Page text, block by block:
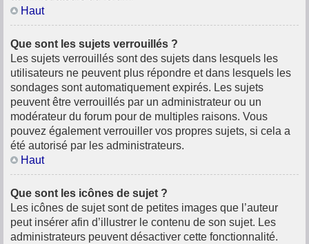
Haut
Que sont les sujets verrouillés ?
Les sujets verrouillés sont des sujets dans lesquels les
utilisateurs ne peuvent plus répondre et dans lesquels les
sondages sont automatiquement expirés. Les sujets
peuvent être verrouillés par un administrateur ou un
modérateur du forum pour de multiples raisons. Vous
pouvez également verrouiller vos propres sujets, si cela a
été autorisé par les administrateurs.
Haut
Que sont les icônes de sujet ?
Les icônes de sujet sont de petites images que l’auteur
peut insérer afin d’illustrer le contenu de son sujet. Les
administrateurs peuvent désactiver cette fonctionnalité.